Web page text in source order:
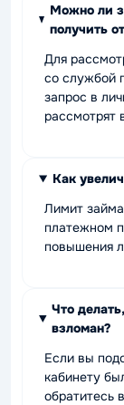
Можно ли
получить
Для
со службой
запрос в
рассмотрят
Как
Лимит
платежном
повышения
Что
взломан?
Если вы
кабинету
обратитесь